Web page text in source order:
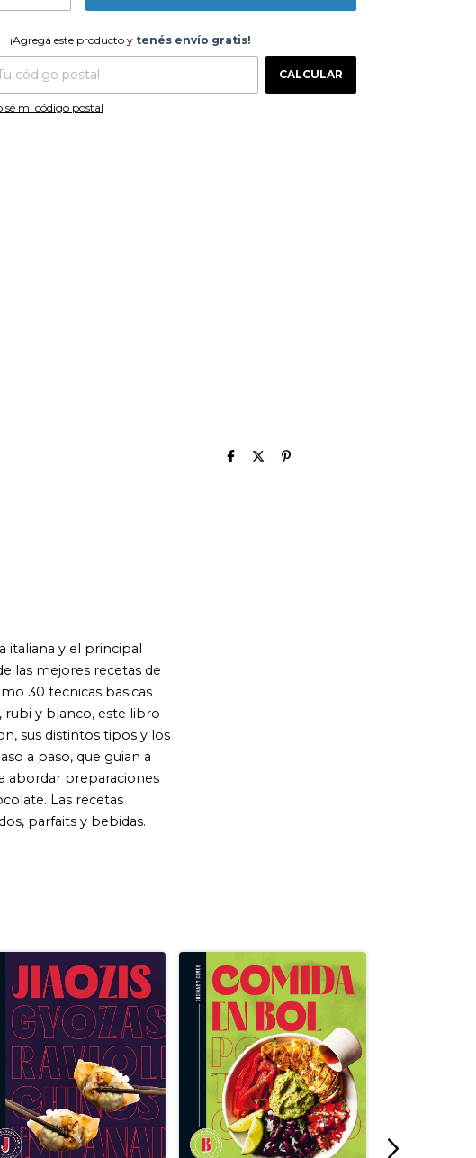
este producto ytenés envío gratis!
CAMBIAR CP
¡Agregá este producto y tenés envío gratis!
CALCULAR
sé mi código postal